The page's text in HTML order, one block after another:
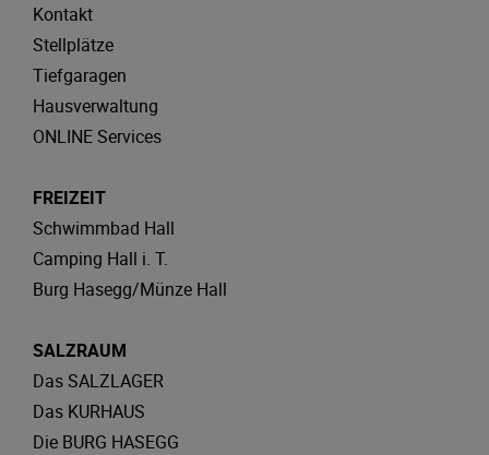
Kontakt
Stellplätze
Tiefgaragen
Hausverwaltung
ONLINE Services
FREIZEIT
Schwimmbad Hall
Camping Hall i. T.
Burg Hasegg/Münze Hall
SALZRAUM
Das SALZLAGER
Das KURHAUS
Die BURG HASEGG